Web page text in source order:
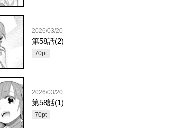
2026/03/20
第58話(2)
70pt
2026/03/20
第58話(1)
70pt